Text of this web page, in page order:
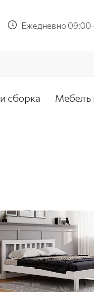
Ежедневно
сборка Мебель